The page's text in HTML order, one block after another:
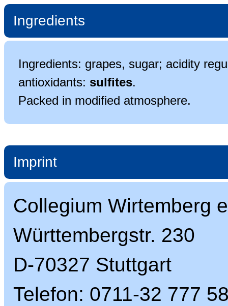
Ingredients
Ingredients: grapes, sugar; acidity
antioxidants: sulfites.
Packed in modified atmosphere.
Imprint
Collegium Wirtemberg
Württembergstr. 230
D-70327 Stuttgart
Telefon: 0711-32 777